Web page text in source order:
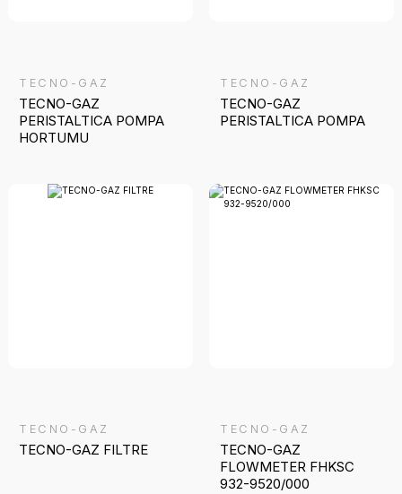
TECNO-GAZ
TECNO-GAZ
PERISTALTICA POMPA
HORTUMU
TECNO-GAZ
TECNO-GAZ
PERISTALTICA POMPA
TECNO-GAZ
TECNO-GAZ FILTRE
TECNO-GAZ
TECNO-GAZ
FLOWMETER FHKSC
932-9520/000